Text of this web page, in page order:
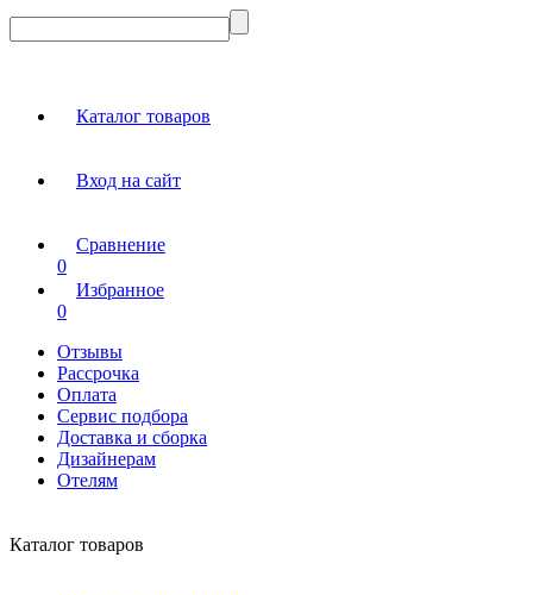
Каталог товаров
Вход на сайт
Сравнение
0
Избранное
0
Отзывы
Рассрочка
Оплата
Сервис подбора
Доставка и сборка
Дизайнерам
Отелям
Каталог товаров